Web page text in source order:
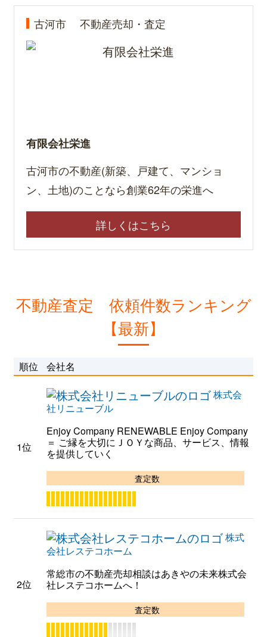
古河市 不動産売却・査定
有限会社栄進
古河市の不動産(新築、戸建て、マンショ
ン、土地)のことなら創業62年の栄進へ
詳しくはこちら
不動産査定 依頼件数ランキング
【最新】
順位 会社名
1位
株式会
社リニューブル
Enjoy Company RENEWABLE Enjoy Company
＝ ご縁を大切にＪＯＹな商品、サービス、情報
を提供していく
査定数
2位
株式
会社レステコホーム
常総市の不動産売却相談はあきやの未来株式会
社レステコホームへ！
査定数